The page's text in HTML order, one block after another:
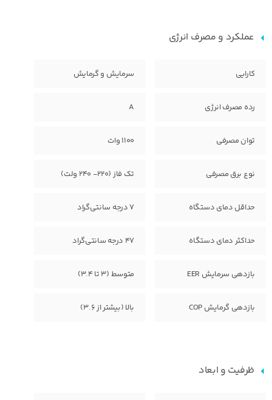
عملکرد و مصرف انرژی
کارایی سرمایش و گرمایش
رده مصرف انرژی A
توان مصرفی 1100 وات
نوع برق مصرفی تک فاز (220- 240 ولت)
حداقل دمای دستگاه 7 درجه سانتی‌گراد
حداکثر دمای دستگاه 47 درجه سانتی‌گراد
بازدهی سرمایش EER متوسط (3 تا 3.4)
بازدهی گرمایش COP بالا (بیشتر از 3.6)
ظرفیت و ابعاد